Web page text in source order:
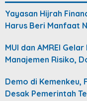
Yayasan Hijrah
Harus Beri Manfaat
MUI dan AMREI
Manajemen Risiko,
Demo di Kemenkeu,
Desak Pemerintah